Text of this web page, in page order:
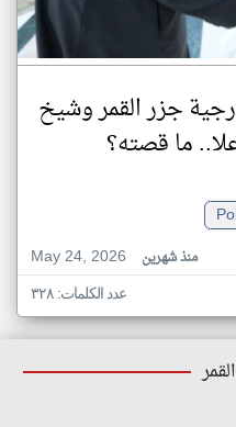
جزر القمر وشيخ
ما قصته؟
May 24, 2026
منذ شهرين
عدد الكلمات: ٣٢٨